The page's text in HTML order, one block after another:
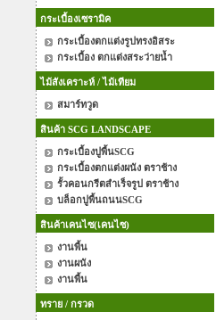
กระเบื้องเซรามิค
กระเบื้องตกแต่งรูปทรงอิสระ
กระเบื้อง ตกแต่งสระว่ายน้ำ
ไม้สังเคราะห์ / ไม้เทียม
สมาร์ทวูด
สินค้า SCG LANDSCAPE
กระเบื้องปูพื้นSCG
กระเบื้องตกแต่งผนัง ตราช้าง
รั้วคอนกรีตสำเร็จรูป ตราช้าง
บล็อกปูพื้นถนนSCG
สินค้าเคนไซ(เคนไซ)
งานพื้น
งานผนัง
งานพื้น
ทราย / กรวด